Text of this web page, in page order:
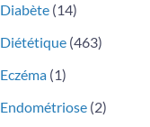
Diabète (14)
Diététique (463)
Eczéma (1)
Endométriose (2)